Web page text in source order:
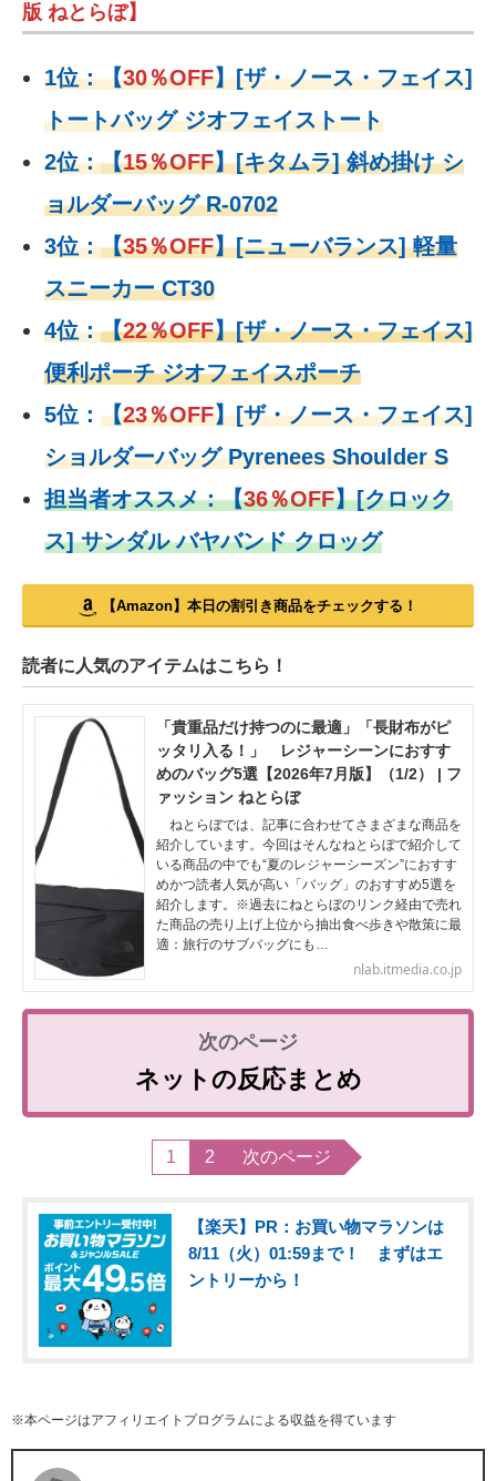
版 ねとらぼ】
1位：【30％OFF】[ザ・ノース・フェイス]
トートバッグ ジオフェイストート
2位：【15％OFF】[キタムラ] 斜め掛け シ
ョルダーバッグ R-0702
3位：【35％OFF】[ニューバランス] 軽量
スニーカー CT30
4位：【22％OFF】[ザ・ノース・フェイス]
便利ポーチ ジオフェイスポーチ
5位： 【23％OFF】[ザ・ノース・フェイス]
ショルダーバッグ Pyrenees Shoulder S
担当者オススメ：【36％OFF】[クロック
ス] サンダル バヤバンド クロッグ
【Amazon】本日の割引き商品をチェックする！
読者に人気のアイテムはこちら！
「貴重品だけ持つのに最適」「長財布がピ
ッタリ入る！」 レジャーシーンにおすす
めのバッグ5選【2026年7月版】（1/2） | フ
ァッション ねとらぼ
ねとらぼでは、記事に合わせてさまざまな商品を
紹介しています。今回はそんなねとらぼで紹介して
いる商品の中でも“夏のレジャーシーズン”におすす
めかつ読者人気が高い「バッグ」のおすすめ5選を
紹介します。※過去にねとらぼのリンク経由で売れ
た商品の売り上げ上位から抽出食べ歩きや散策に最
適：旅行のサブバッグにも…
nlab.itmedia.co.jp
ネットの反応まとめ
1 2 次のページ
【楽天】PR：お買い物マラソンは
8/11（火）01:59まで！ まずはエ
ントリーから！
※本ページはアフィリエイトプログラムによる収益を得ています